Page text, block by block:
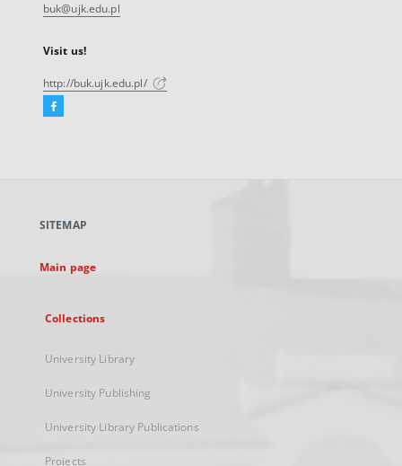
buk@ujk.edu.pl
Visit us!
http://buk.ujk.edu.pl/
Facebook
new
SITEMAP
Main page
Collections
University Library
University Publishing
University Library Publications
Projects